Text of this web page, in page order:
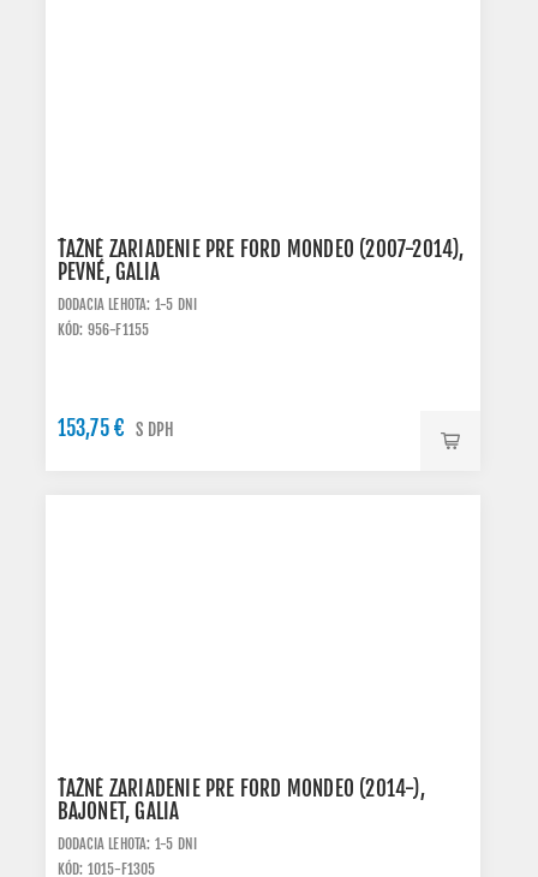
ŤAŽNÉ ZARIADENIE PRE FORD MONDEO (2007-2014),
PEVNÉ, GALIA
DODACIA LEHOTA: 1-5 DNI
KÓD: 956-F1155
153,75 € S DPH
ŤAŽNÉ ZARIADENIE PRE FORD MONDEO (2014-),
BAJONET, GALIA
DODACIA LEHOTA: 1-5 DNI
KÓD: 1015-F1305